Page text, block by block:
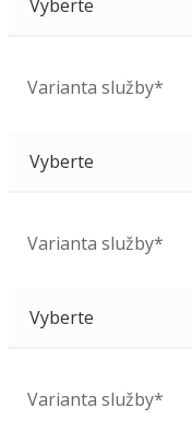
Varianta služby*
Varianta služby*
Varianta služby*